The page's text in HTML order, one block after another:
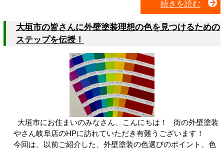
続きを読む
大垣市の皆さんに外壁塗装理想の色を見つけるための
ステップを伝授！
大垣市にお住まいのみなさん、こんにちは！ 街の外壁塗装
やさん岐阜店のHPに訪れていただき有難うございます！
今回は、以前ご紹介した、外壁塗装の色選びのポイント、色